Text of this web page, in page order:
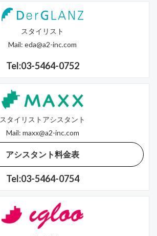
スタイリスト
Mail: eda@a2-inc.com
Tel:03-5464-0752
スタイリストアシスタント
Mail: maxx@a2-inc.com
アシスタント料金表
Tel:03-5464-0754